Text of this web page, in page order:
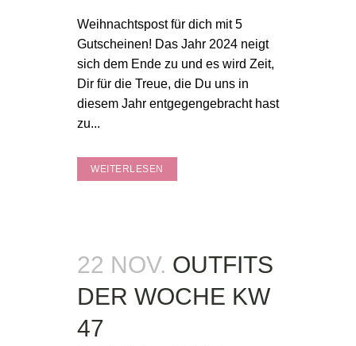
Weihnachtspost für dich mit 5
Gutscheinen! Das Jahr 2024 neigt
sich dem Ende zu und es wird Zeit,
Dir für die Treue, die Du uns in
diesem Jahr entgegengebracht hast
zu...
WEITERLESEN
22 NOV. OUTFITS
DER WOCHE KW
47